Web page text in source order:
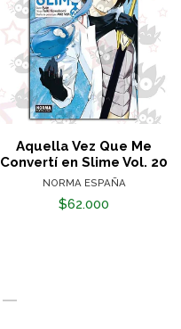
Aquella Vez Que Me
Convertí en Slime Vol. 20
NORMA ESPAÑA
$62.000